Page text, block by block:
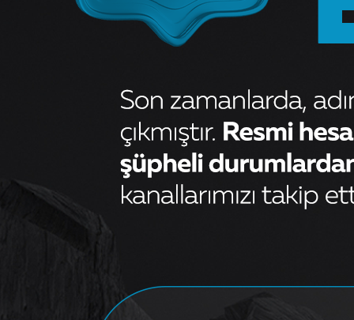
DOBLO III 1.3 MJT TURBO
BORU HARİÇ